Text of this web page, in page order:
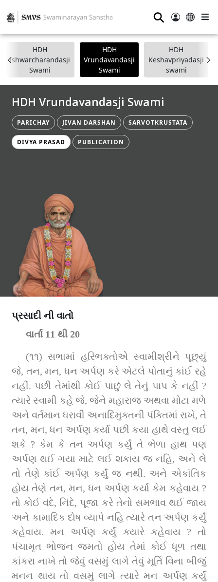
⚲
HDH
Ishwarcharandasji
Swami
HDH
Vrundavandasji
Swami
HDH
Keshavpriyadasji
swami
HDH Vrundavandasji Swami
PARICHAY JIVAN DARSHAN SARVOTKRUSTATA
DIVYA PRASAD PUBLICATION
પ્રસાદી ની વાતો
વાર્તા 11 થી 20
(૧૧) સભામાં હરિભક્તોએ સ્વામીશ્રીને પૂછ્યું
જે, તન, મન, ધન અર્પણ કરે એટલે પોતાનું કાંઈ રહે
નહીં. પછી તેમાંથી કોઈ પાછું લે તેનું પાપ કે નહીં ?
ત્યારે સ્વામી કહે જે, જેને મહારાજ અથવા મોટા મળે
અને વર્તમાન ધરાવી અનાદિમુક્તની પંક્તિમાં રાખે, તે
તન, મન, ધન અર્પણ કર્યા પછી કયા હાથે વસ્તુ લઈ
શકે ? કેમ કે તન અર્પણ કર્યું તે ભેળા હાથ પણ
અર્પણ થઈ ગયા માટે લઈ શકાય જ નહિ, અને લે
તો તેણે કાંઈ અર્પણ કર્યું જ નથી. અને એકાંતિક
હોય તેણે તન, મન, ધન અર્પણ કર્યાં કેમ કહેવાય ?
તો કોઈ વંદે, નિંદે, પૂજા કરે તેનો સમભાવ થઈ જાય
અને કામાદિક દોષ વ્યાપે નહિ ત્યારે તન અર્પણ કર્યું
કહેવાય. મન અર્પણ કર્યું ક્યારે કહેવાય ? તો
પંચામૃત ભોજન જમતો હોય તેમાં કોઈ ધૂળ તથા
કાંકરા નાખે તો જેવું વસમું લાગે તેવું મૂર્તિ વિના બીજું
મનન થાય તો વસમું લાગે ત્યારે મન અર્પણ કર્યું